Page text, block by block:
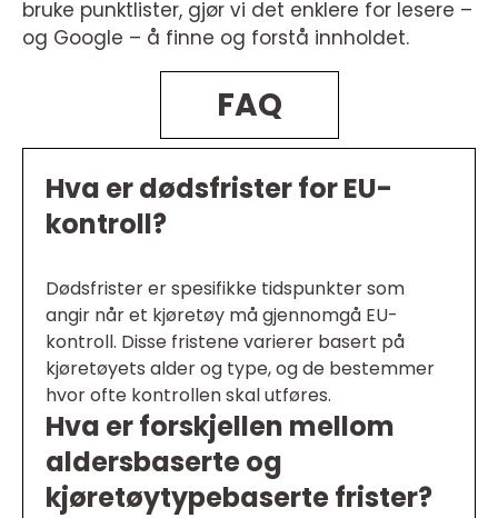
bruke punktlister, gjør vi det enklere for lesere –
og Google – å finne og forstå innholdet.
FAQ
Hva er dødsfrister for EU-
kontroll?
Dødsfrister er spesifikke tidspunkter som
angir når et kjøretøy må gjennomgå EU-
kontroll. Disse fristene varierer basert på
kjøretøyets alder og type, og de bestemmer
hvor ofte kontrollen skal utføres.
Hva er forskjellen mellom
aldersbaserte og
kjøretøytypebaserte frister?